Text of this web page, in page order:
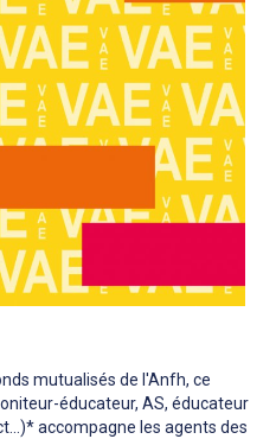
mutualisés de l'Anfh, ce
éducateur, AS, éducateur
accompagne les agents des